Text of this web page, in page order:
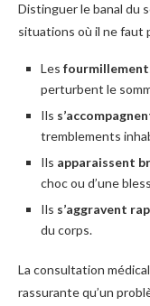
Distinguer le banal du
situations où il ne faut
Les
perturbent le
Ils
tremblements
Ils apparaissent
choc ou d’une
Ils s’aggravent
du corps.
La consultation
rassurante qu’un